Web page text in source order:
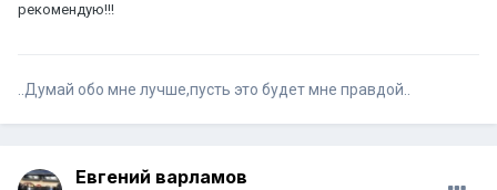
рекомендую!!!
..Думай обо мне лучше,пусть это будет мне правдой..
Евгений варламов